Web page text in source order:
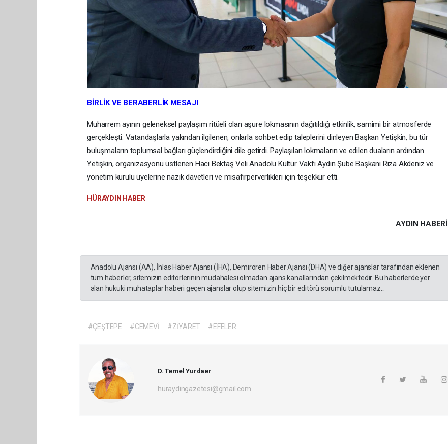
BİRLİK VE BERABERLİK MESAJI
Muharrem ayının geleneksel paylaşım ritüeli olan aşure lokmasının dağıtıldığı etkinlik, samimi bir atmosferde
gerçekleşti. Vatandaşlarla yakından ilgilenen, onlarla sohbet edip taleplerini dinleyen Başkan Yetişkin, bu tür
buluşmaların toplumsal bağları güçlendirdiğini dile getirdi. Paylaşılan lokmaların ve edilen duaların ardından
Yetişkin, organizasyonu üstlenen Hacı Bektaş Veli Anadolu Kültür Vakfı Aydın Şube Başkanı Rıza Akdeniz ve
yönetim kurulu üyelerine nazik davetleri ve misafirperverlikleri için teşekkür etti.
HÜRAYDIN HABER
AYDIN HABERİ
Anadolu Ajansı (AA), İhlas Haber Ajansı (İHA), Demirören Haber Ajansı (DHA) ve diğer ajanslar tarafından eklenen
tüm haberler, sitemizin editörlerinin müdahalesi olmadan ajans kanallarından çekilmektedir. Bu haberlerde yer
alan hukuki muhataplar haberi geçen ajanslar olup sitemizin hiç bir editörü sorumlu tutulamaz...
#ÇEŞTEPE #CEMEVİ #ZİYARET #EFELER
D. Temel Yurdaer
huraydingazetesi@gmail.com